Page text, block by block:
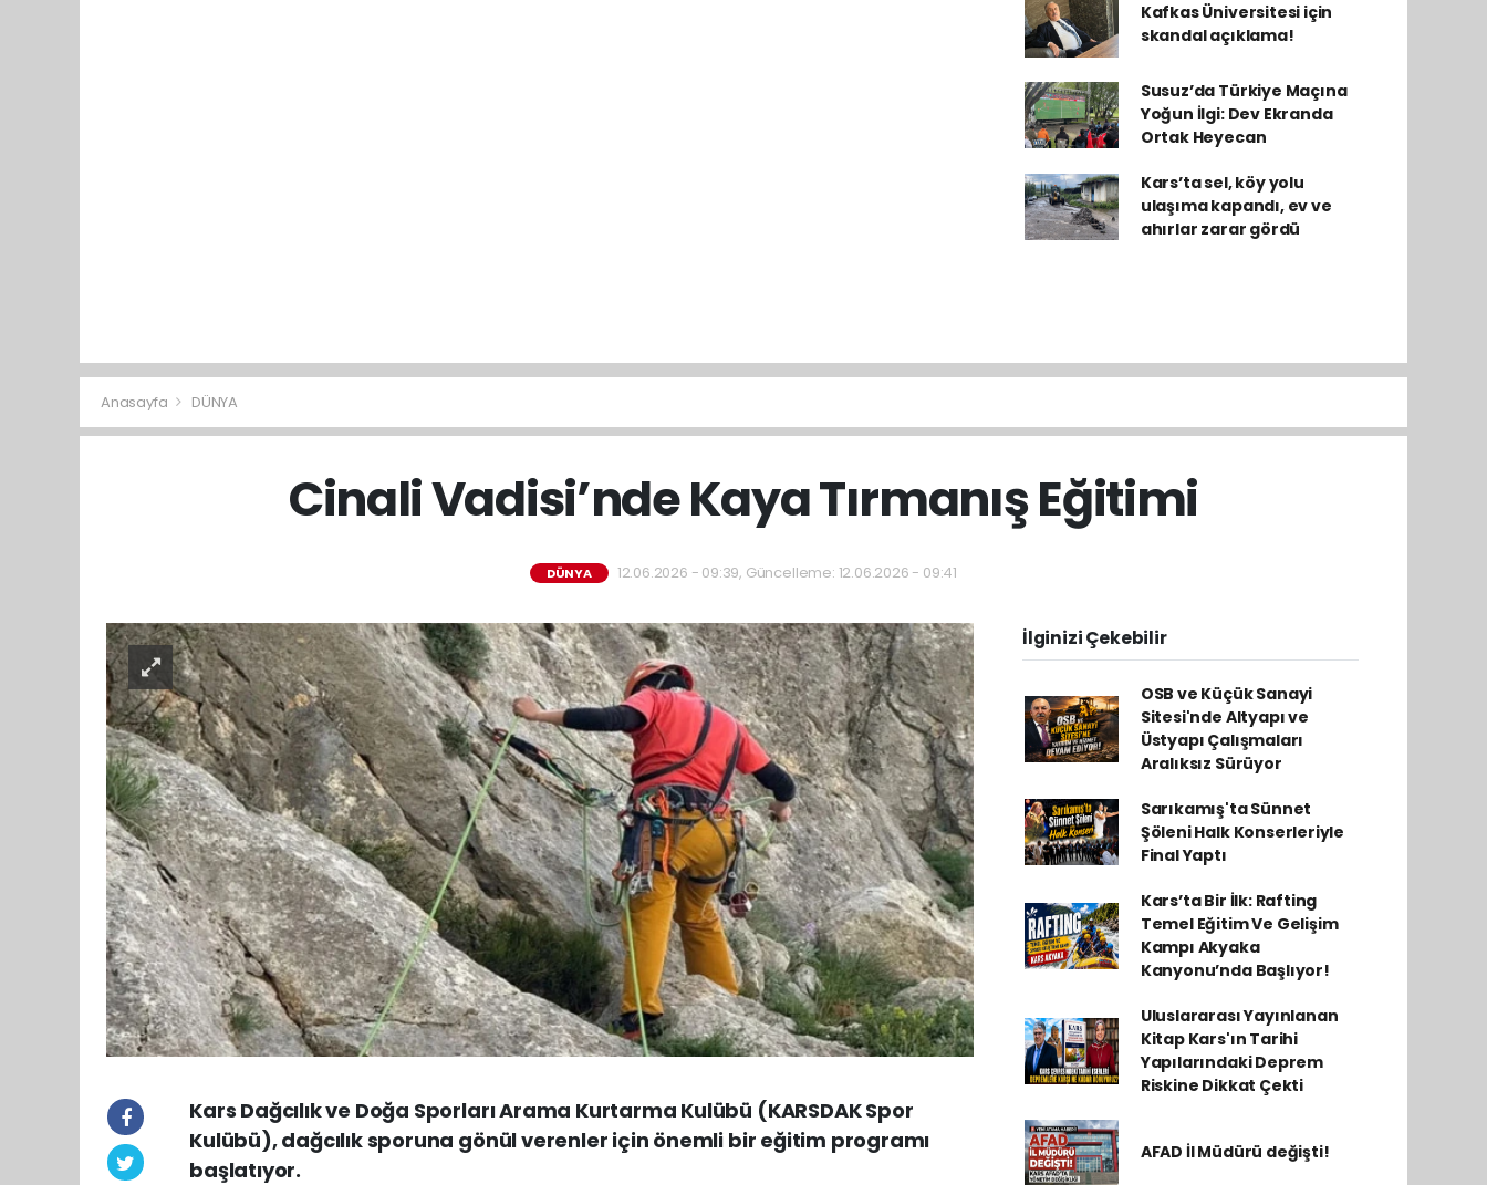
Kafkas Üniversitesi için
skandal açıklama!
Susuz’da Türkiye Maçına
Yoğun İlgi: Dev Ekranda
Ortak Heyecan
Kars’ta sel, köy yolu
ulaşıma kapandı, ev ve
ahırlar zarar gördü
Anasayfa DÜNYA
Cinali Vadisi’nde Kaya Tırmanış Eğitimi
DÜNYA 12.06.2026 - 09:39, Güncelleme: 12.06.2026 - 09:41
Kars Dağcılık ve Doğa Sporları Arama Kurtarma Kulübü (KARSDAK Spor
Kulübü), dağcılık sporuna gönül verenler için önemli bir eğitim programı
başlatıyor.
İlginizi Çekebilir
OSB ve Küçük Sanayi
Sitesi'nde Altyapı ve
Üstyapı Çalışmaları
Aralıksız Sürüyor
Sarıkamış'ta Sünnet
Şöleni Halk Konserleriyle
Final Yaptı
Kars’ta Bir İlk: Rafting
Temel Eğitim Ve Gelişim
Kampı Akyaka
Kanyonu’nda Başlıyor!
Uluslararası Yayınlanan
Kitap Kars'ın Tarihi
Yapılarındaki Deprem
Riskine Dikkat Çekti
AFAD İl Müdürü değişti!